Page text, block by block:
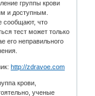
группы крови
и доступным.
сообщают, что
тест может только
его неправильного
http://zdravoe.com
крови,
ученые